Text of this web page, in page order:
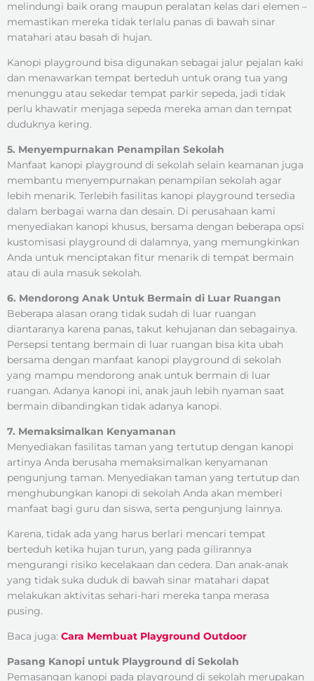
melindungi baik orang maupun peralatan kelas dari elemen –
memastikan mereka tidak terlalu panas di bawah sinar
matahari atau basah di hujan.
Kanopi playground bisa digunakan sebagai jalur pejalan kaki
dan menawarkan tempat berteduh untuk orang tua yang
menunggu atau sekedar tempat parkir sepeda, jadi tidak
perlu khawatir menjaga sepeda mereka aman dan tempat
duduknya kering.
5. Menyempurnakan Penampilan Sekolah
Manfaat kanopi playground di sekolah selain keamanan juga
membantu menyempurnakan penampilan sekolah agar
lebih menarik. Terlebih fasilitas kanopi playground tersedia
dalam berbagai warna dan desain. Di perusahaan kami
menyediakan kanopi khusus, bersama dengan beberapa opsi
kustomisasi playground di dalamnya, yang memungkinkan
Anda untuk menciptakan fitur menarik di tempat bermain
atau di aula masuk sekolah.
6. Mendorong Anak Untuk Bermain di Luar Ruangan
Beberapa alasan orang tidak sudah di luar ruangan
diantaranya karena panas, takut kehujanan dan sebagainya.
Persepsi tentang bermain di luar ruangan bisa kita ubah
bersama dengan manfaat kanopi playground di sekolah
yang mampu mendorong anak untuk bermain di luar
ruangan. Adanya kanopi ini, anak jauh lebih nyaman saat
bermain dibandingkan tidak adanya kanopi.
7. Memaksimalkan Kenyamanan
Menyediakan fasilitas taman yang tertutup dengan kanopi
artinya Anda berusaha memaksimalkan kenyamanan
pengunjung taman. Menyediakan taman yang tertutup dan
menghubungkan kanopi di sekolah Anda akan memberi
manfaat bagi guru dan siswa, serta pengunjung lainnya.
Karena, tidak ada yang harus berlari mencari tempat
berteduh ketika hujan turun, yang pada gilirannya
mengurangi risiko kecelakaan dan cedera. Dan anak-anak
yang tidak suka duduk di bawah sinar matahari dapat
melakukan aktivitas sehari-hari mereka tanpa merasa
pusing.
Baca juga: Cara Membuat Playground Outdoor
Pasang Kanopi untuk Playground di Sekolah
Pemasangan kanopi pada playground di sekolah merupakan